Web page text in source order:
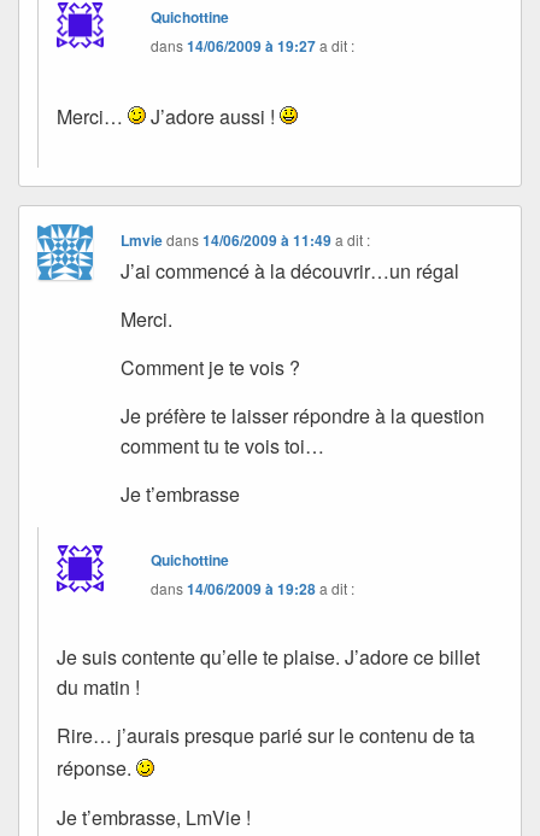
Quichottine
dans14/06/2009 à 19:27a dit :
Merci… J’adore aussi !
Lmviedans14/06/2009 à 11:49 a dit :
J’ai commencé à la découvrir…un régal
Merci.
Comment je te vois ?
Je préfère te laisser répondre à la question
comment tu te vois toi…
Je t’embrasse
Quichottine
dans14/06/2009 à 19:28a dit :
Je suis contente qu’elle te plaise. J’adore ce billet
du matin !
Rire… j’aurais presque parié sur le contenu de ta
réponse.
Je t’embrasse, LmVie !